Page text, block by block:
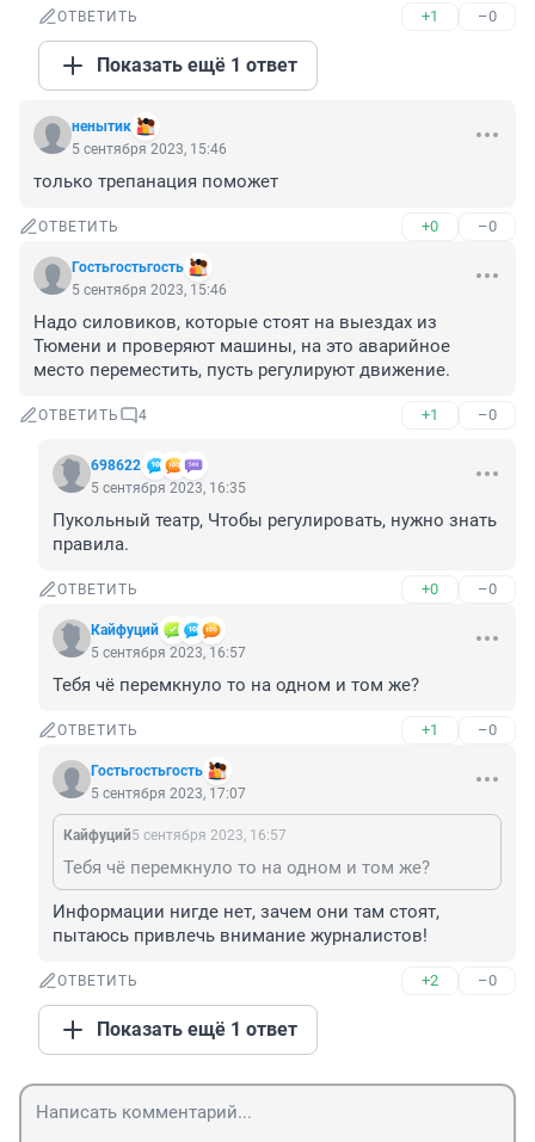
ОТВЕТИТЬ +1 –0
Показать ещё 1 ответ
ненытик
5 сентября 2023, 15:46
только трепанация поможет
ОТВЕТИТЬ +0 –0
Гостьгостьгость
5 сентября 2023, 15:46
Надо силовиков, которые стоят на выездах из
Тюмени и проверяют машины, на это аварийное
место переместить, пусть регулируют движение.
ОТВЕТИТЬ 4 +1 –0
698622
5 сентября 2023, 16:35
Пукольный театр, Чтобы регулировать, нужно знать
правила.
ОТВЕТИТЬ +0 –0
Кайфуций
5 сентября 2023, 16:57
Тебя чё перемкнуло то на одном и том же?
ОТВЕТИТЬ +1 –0
Гостьгостьгость
5 сентября 2023, 17:07
Кайфуций5 сентября 2023, 16:57
Тебя чё перемкнуло то на одном и том же?
Информации нигде нет, зачем они там стоят,
пытаюсь привлечь внимание журналистов!
ОТВЕТИТЬ +2 –0
Показать ещё 1 ответ